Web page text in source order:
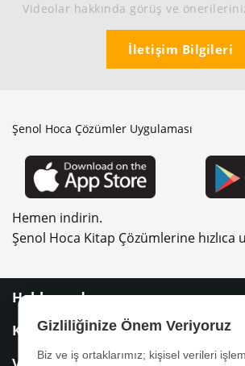
Videolar hakkında görüş ve
İletişim Bilgileri
Şenol Hoca Çözümler Uygulaması
Hemen indirin.
Şenol Hoca Kitap Çözümlerine hızlıca
Hakkımızda
Kitaplar
Gizliliğinize Önem Veriyoruz
Biz ve iş ortaklarımız; kişisel verileri